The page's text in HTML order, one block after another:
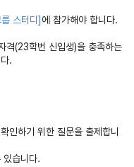
스터디] 에 참가해야 합니다.
격(23학번 신입생)을 충족하는
.
인하기 위한 질문을 출제합니
있습니다.